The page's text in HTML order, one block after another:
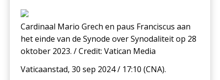
Cardinaal Mario Grech en paus Franciscus aan
het einde van de Synode over Synodaliteit op 28
oktober 2023. / Credit: Vatican Media
Vaticaanstad, 30 sep 2024 / 17:10 (CNA).